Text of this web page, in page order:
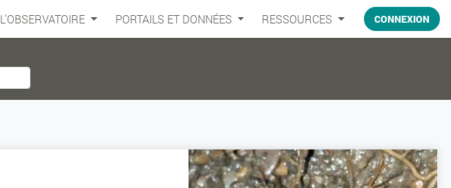
L'OBSERVATOIRE PORTAILS ET DONNÉES RESSOURCES CONNEXION